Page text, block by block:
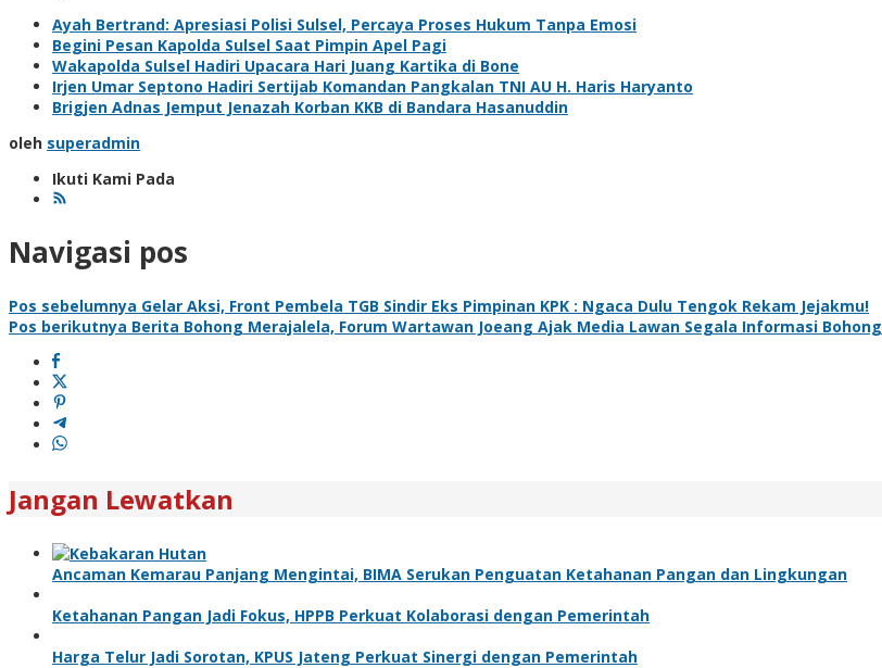
Ayah Bertrand: Apresiasi Polisi Sulsel, Percaya Proses Hukum Tanpa Emosi
Begini Pesan Kapolda Sulsel Saat Pimpin Apel Pagi
Wakapolda Sulsel Hadiri Upacara Hari Juang Kartika di Bone
Irjen Umar Septono Hadiri Sertijab Komandan Pangkalan TNI AU H. Haris Haryanto
Brigjen Adnas Jemput Jenazah Korban KKB di Bandara Hasanuddin
oleh superadmin
Ikuti Kami Pada
Navigasi pos
Pos sebelumnya Gelar Aksi, Front Pembela TGB Sindir Eks Pimpinan KPK : Ngaca Dulu Tengok Rekam Jejakmu!
Pos berikutnya Berita Bohong Merajalela, Forum Wartawan Joeang Ajak Media Lawan Segala Informasi Bohong
Jangan Lewatkan
Ancaman Kemarau Panjang Mengintai, BIMA Serukan Penguatan Ketahanan Pangan dan Lingkungan
Ketahanan Pangan Jadi Fokus, HPPB Perkuat Kolaborasi dengan Pemerintah
Harga Telur Jadi Sorotan, KPUS Jateng Perkuat Sinergi dengan Pemerintah